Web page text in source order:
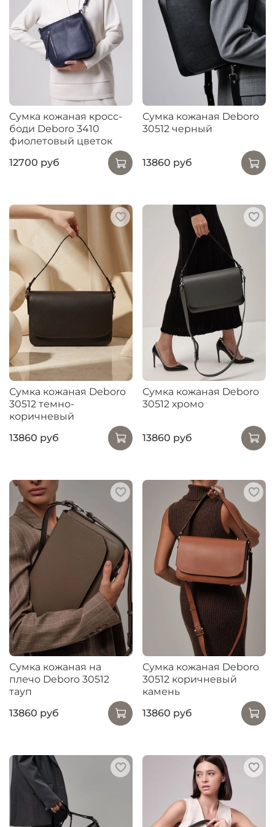
Сумка кожаная кросс-
боди Deboro 3410
фиолетовый цветок
12700 руб
Сумка кожаная Deboro
30512 черный
13860 руб
Сумка кожаная Deboro
30512 темно-
коричневый
13860 руб
Сумка кожаная Deboro
30512 хромо
13860 руб
Сумка кожаная на
плечо Deboro 30512
тауп
13860 руб
Сумка кожаная Deboro
30512 коричневый
камень
13860 руб